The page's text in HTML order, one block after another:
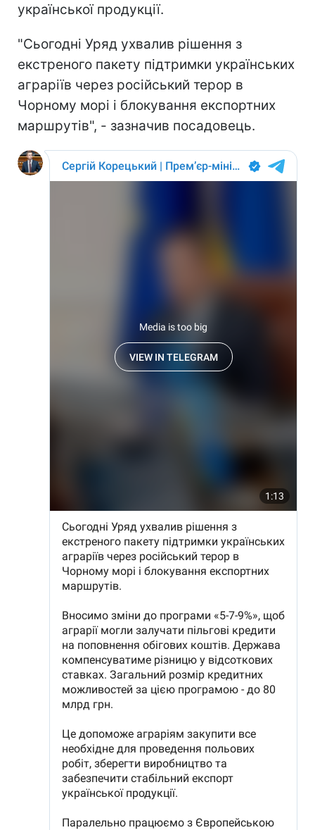
української продукції.
"Сьогодні Уряд ухвалив рішення з
екстреного пакету підтримки українських
аграріїв через російський терор в
Чорному морі і блокування експортних
маршрутів", - зазначив посадовець.